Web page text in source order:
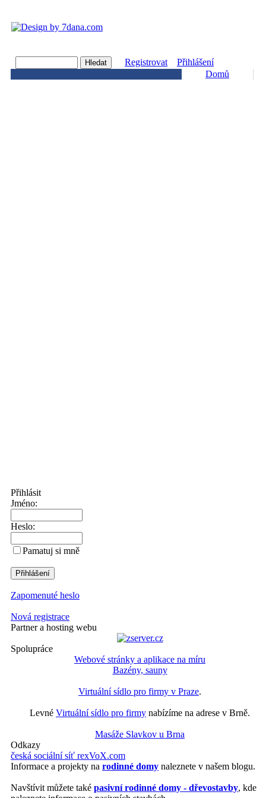
Registrovat
Přihlášení
Domů
Přihlásit
Jméno:
Heslo:
Pamatuj si mně
Zapomenuté heslo
Nová registrace
Partner a hosting webu
Spolupráce
Webové stránky a aplikace na míru
Bazény, sauny
Virtuální sídlo pro firmy v Praze.
Levné Virtuální sídlo pro firmy nabízíme na adrese v Brně.
Masáže Slavkov u Brna
Odkazy
česká sociální síť rexVoX.com
Informace a projekty na rodinné domy naleznete v našem blogu.
Navštívit můžete také pasivní rodinné domy - dřevostavby, kde